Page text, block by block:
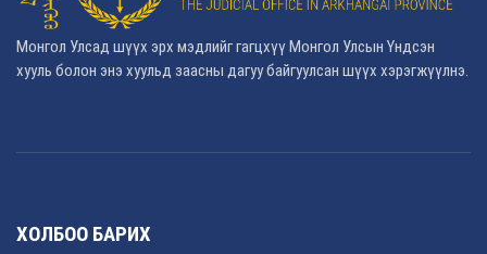
Монгол Улсад шүүх эрх мэдлийг гагцхүү Монгол Улсын Үндсэн
хууль болон энэ хуульд заасны дагуу байгуулсан шүүх хэрэгжүүлнэ.
ХОЛБОО БАРИХ